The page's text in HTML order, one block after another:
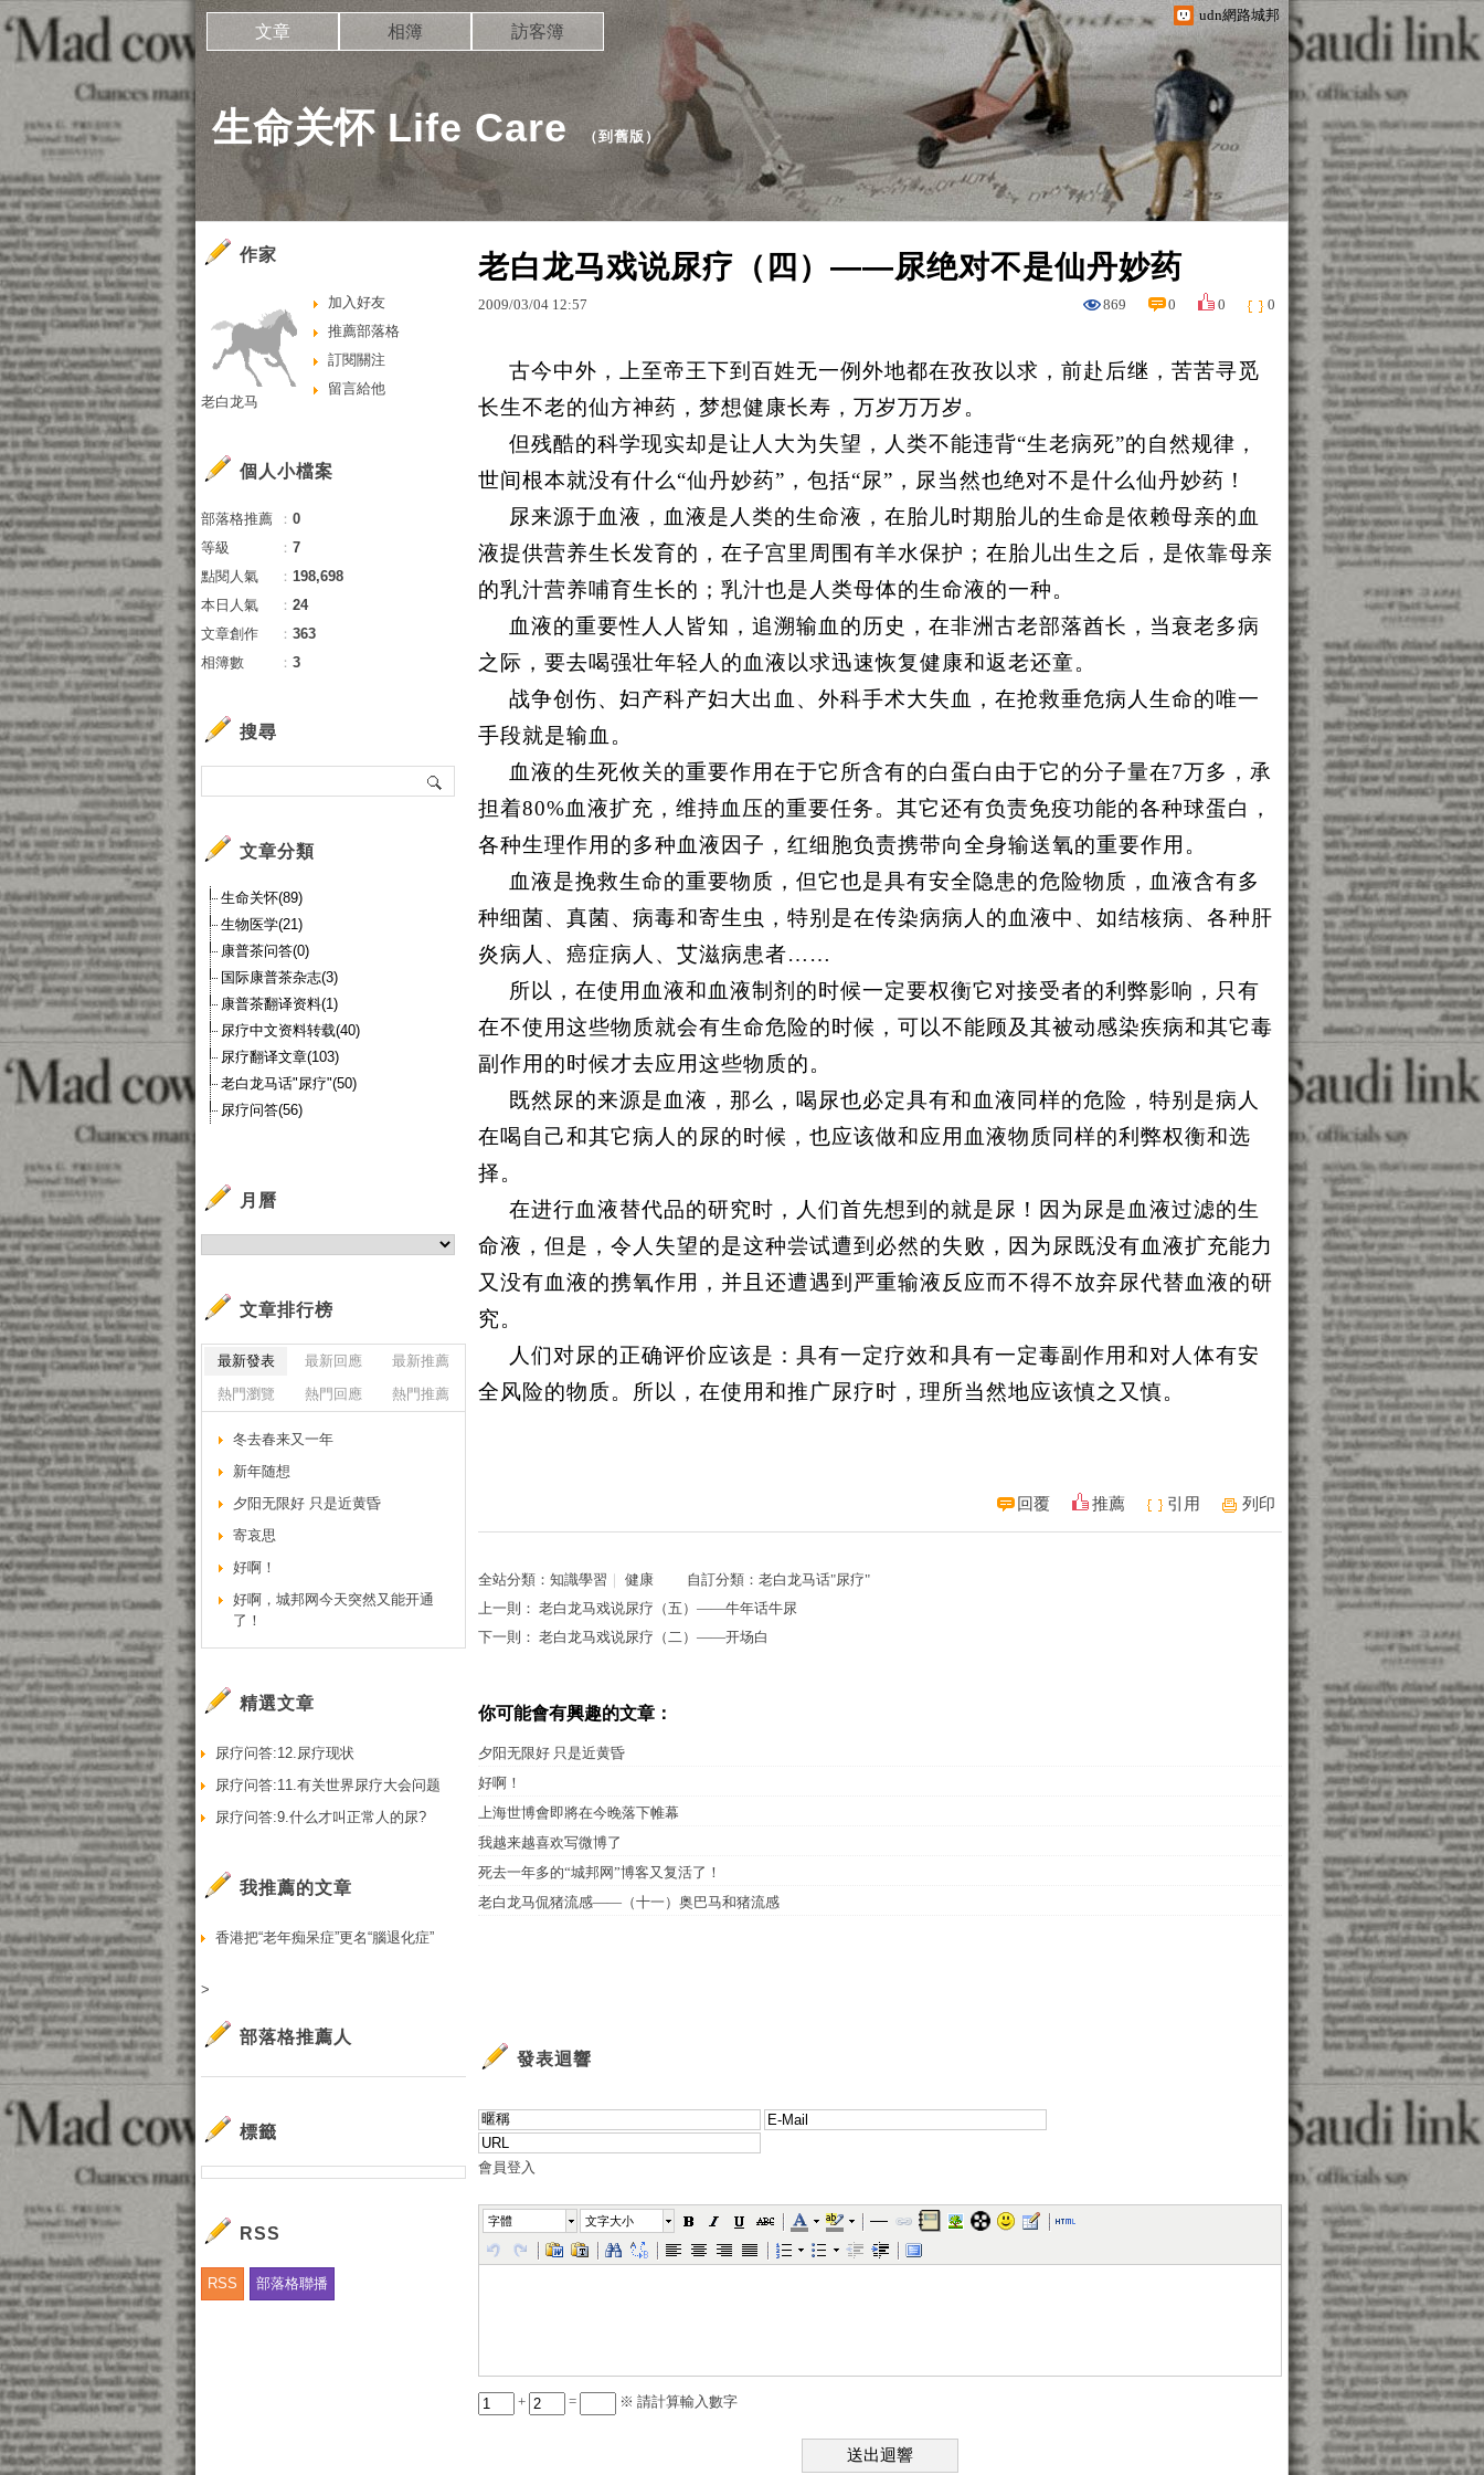
udn網路城邦
生命关怀 Life Care （到舊版）
文章 相簿 訪客簿
老白龙马戏说尿疗（四）——尿绝对不是仙丹妙药
2009/03/04 12:57 869 0 0 0
古今中外，上至帝王下到百姓无一例外地都在孜孜以求，前赴后继，苦苦寻觅
长生不老的仙方神药，梦想健康长寿，万岁万万岁。
但残酷的科学现实却是让人大为失望，人类不能违背“生老病死”的自然规律，
世间根本就没有什么“仙丹妙药”，包括“尿”，尿当然也绝对不是什么仙丹妙药！
尿来源于血液，血液是人类的生命液，在胎儿时期胎儿的生命是依赖母亲的血
液提供营养生长发育的，在子宫里周围有羊水保护；在胎儿出生之后，是依靠母亲
的乳汁营养哺育生长的；乳汁也是人类母体的生命液的一种。
血液的重要性人人皆知，追溯输血的历史，在非洲古老部落酋长，当衰老多病
之际，要去喝强壮年轻人的血液以求迅速恢复健康和返老还童。
战争创伤、妇产科产妇大出血、外科手术大失血，在抢救垂危病人生命的唯一
手段就是输血。
血液的生死攸关的重要作用在于它所含有的白蛋白由于它的分子量在7万多，承
担着80%血液扩充，维持血压的重要任务。其它还有负责免疫功能的各种球蛋白，
各种生理作用的多种血液因子，红细胞负责携带向全身输送氧的重要作用。
血液是挽救生命的重要物质，但它也是具有安全隐患的危险物质，血液含有多
种细菌、真菌、病毒和寄生虫，特别是在传染病病人的血液中、如结核病、各种肝
炎病人、癌症病人、艾滋病患者……
所以，在使用血液和血液制剂的时候一定要权衡它对接受者的利弊影响，只有
在不使用这些物质就会有生命危险的时候，可以不能顾及其被动感染疾病和其它毒
副作用的时候才去应用这些物质的。
既然尿的来源是血液，那么，喝尿也必定具有和血液同样的危险，特别是病人
在喝自己和其它病人的尿的时候，也应该做和应用血液物质同样的利弊权衡和选
择。
在进行血液替代品的研究时，人们首先想到的就是尿！因为尿是血液过滤的生
命液，但是，令人失望的是这种尝试遭到必然的失败，因为尿既没有血液扩充能力
又没有血液的携氧作用，并且还遭遇到严重输液反应而不得不放弃尿代替血液的研
究。
人们对尿的正确评价应该是：具有一定疗效和具有一定毒副作用和对人体有安
全风险的物质。所以，在使用和推广尿疗时，理所当然地应该慎之又慎。
回覆 推薦 引用 列印
全站分類： 知識學習 健康 自訂分類： 老白龙马话"尿疗"
上一則： 老白龙马戏说尿疗（五）——牛年话牛尿
下一則： 老白龙马戏说尿疗（二）——开场白
你可能會有興趣的文章：
夕阳无限好 只是近黄昏
好啊！
上海世博會即將在今晚落下帷幕
我越来越喜欢写微博了
死去一年多的“城邦网”博客又复活了！
老白龙马侃猪流感——（十一）奥巴马和猪流感
發表迴響
會員登入
字體 文字大小
+ = ※ 請計算輸入數字
送出迴響
作家
加入好友
推薦部落格
訂閱關注
留言給他
老白龙马
個人小檔案
部落格推薦 ： 0
等級
： 7
點閱人氣
： 198,698
本日人氣
： 24
文章創作
： 363
相簿數
： 3
搜尋
文章分類
生命关怀(89)
生物医学(21)
康普茶问答(0)
国际康普茶杂志(3)
康普茶翻译资料(1)
尿疗中文资料转载(40)
尿疗翻译文章(103)
老白龙马话"尿疗"(50)
尿疗问答(56)
月曆
文章排行榜
最新發表 最新回應
最新推薦
熱門瀏覽
熱門回應 熱門推薦
冬去春来又一年
新年随想
夕阳无限好 只是近黄昏
寄哀思
好啊！
好啊，城邦网今天突然又能开通
了！
精選文章
尿疗问答:12.尿疗现状
尿疗问答:11.有关世界尿疗大会问题
尿疗问答:9.什么才叫正常人的尿?
我推薦的文章
香港把“老年痴呆症”更名“腦退化症”
>
部落格推薦人
標籤
RSS
RSS 部落格聯播